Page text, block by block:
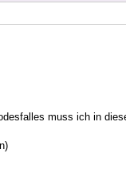
muss ich in